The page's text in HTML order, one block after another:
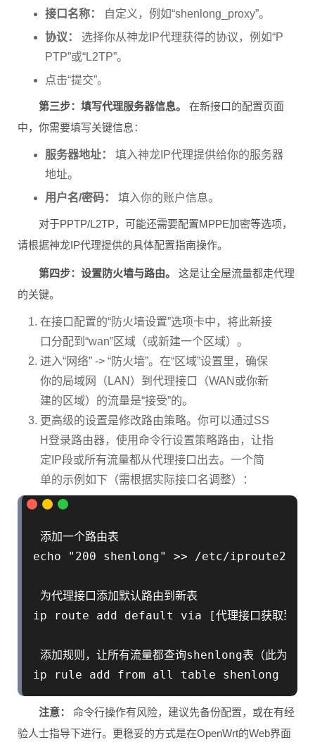
加新接口”。
接口名称：自定义，例如“shenlong_proxy”。
协议：选择你从神龙IP代理获得的协议，例如“P
PTP”或“L2TP”。
点击“提交”。
第三步：填写代理服务器信息。
中，你需要填写关键信息：
服务器地址：
地址。
用户名/密码：
填入你的账户信息。
对于PPTP/L2TP，可能还需要配置MPPE加密等选项，
请根据神龙IP代理提供的具体配置指南操作。
第四步：设置防火墙与路由。
的关键。
在接口配置的“防火墙设置”选项卡中，将此新接
口分配到“wan”区域（或新建一个区域）。
进入“网络” -> “防火墙”。在“区域”设置里，确保
你的局域网（LAN）到代理接口（WAN或你新
建的区域）的流量是“接受”的。
更高级的设置是修改路由策略。你可以通过SS
H登录路由器，使用命令行设置策略路由，让指
定IP段或所有流量都从代理接口出去。一个简
单的示例如下（需根据实际接口名调整）：
添加一个路由表
为代理接口添加默认路由到新表
添加规则，让所有流量都查询shenlong表（此为全局
注意：命令行操作有风险，建议先备份配置，或在有经